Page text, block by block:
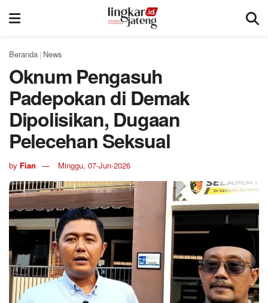
Beranda | News
Oknum Pengasuh
Padepokan di Demak
Dipolisikan, Dugaan
Pelecehan Seksual
by Fian Minggu, 07-Jun-2026